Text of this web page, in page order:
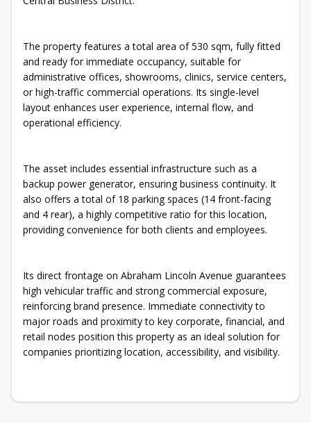
The property features a total area of 530 sqm, fully fitted
and ready for immediate occupancy, suitable for
administrative offices, showrooms, clinics, service centers,
or high-traffic commercial operations. Its single-level
layout enhances user experience, internal flow, and
operational efficiency.
The asset includes essential infrastructure such as a
backup power generator, ensuring business continuity. It
also offers a total of 18 parking spaces (14 front-facing
and 4 rear), a highly competitive ratio for this location,
providing convenience for both clients and employees.
Its direct frontage on Abraham Lincoln Avenue guarantees
high vehicular traffic and strong commercial exposure,
reinforcing brand presence. Immediate connectivity to
major roads and proximity to key corporate, financial, and
retail nodes position this property as an ideal solution for
companies prioritizing location, accessibility, and visibility.